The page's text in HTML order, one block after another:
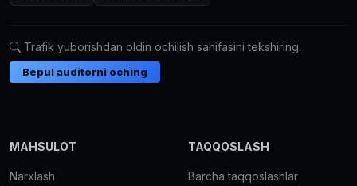
Trafik yuborishdan oldin ochilish sahifasini tekshiring.
Bepul auditorni oching
MAHSULOT
Narxlash
TAQQOSLASH
Barcha taqqoslashlar